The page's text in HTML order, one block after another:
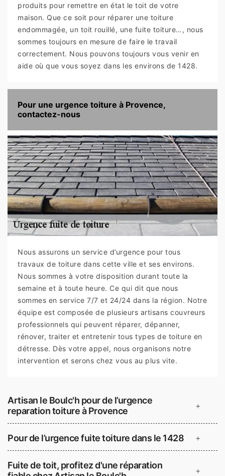
produits pour remettre en état le toit de votre
maison. Que ce soit pour réparer une toiture
endommagée, un toit rouillé, une fuite toiture…, nous
sommes toujours en mesure de faire le travail
correctement. Nous pouvons toujours vous venir en
aide où que vous soyez dans les environs de 1428.
Pour une urgence toiture à Provence,
contactez-nous
Nous assurons un service d’urgence pour tous
travaux de toiture dans cette ville et ses environs.
Nous sommes à votre disposition durant toute la
semaine et à toute heure. Ce qui dit que nous
sommes en service 7/7 et 24/24 dans la région. Notre
équipe est composée de plusieurs artisans couvreurs
professionnels qui peuvent réparer, dépanner,
rénover, traiter et entretenir tous types de toiture en
détresse. Dès votre appel, nous organisons notre
intervention et serons chez vous au plus vite.
Artisan le Boulc'h pour de l’urgence
reparation toiture à Provence
+
Pour de l’urgence fuite toiture dans le 1428 +
Fuite de toit, profitez d'une réparation
+